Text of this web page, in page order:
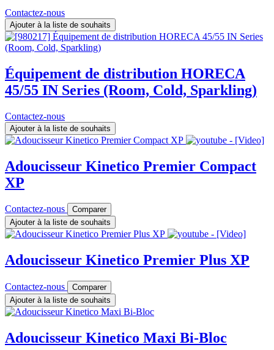
Contactez-nous
Ajouter à la liste de souhaits
Équipement de distribution HORECA
45/55 IN Series (Room, Cold, Sparkling)
Contactez-nous
Ajouter à la liste de souhaits
Adoucisseur Kinetico Premier Compact
XP
Contactez-nous
Comparer
Ajouter à la liste de souhaits
Adoucisseur Kinetico Premier Plus XP
Contactez-nous
Comparer
Ajouter à la liste de souhaits
Adoucisseur Kinetico Maxi Bi-Bloc